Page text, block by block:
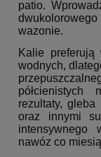
patio.
wazonie.
Kalie
wodnych,
półcienistych
rezultaty,
oraz innymi
intensywnego
nawóz co